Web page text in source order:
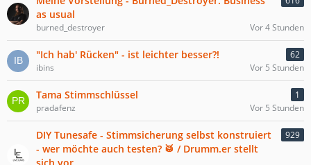
as usual
burned_destroyer Vor 4 Stunden
"Ich hab' Rücken" - ist leichter besser?!
62
ibins
Vor 5 Stunden
Tama Stimmschlüssel
1
pradafenz
Vor 5 Stunden
DIY Tunesafe - Stimmsicherung selbst konstruiert
- wer möchte auch testen? 🥁 / Drumm.er stellt
929